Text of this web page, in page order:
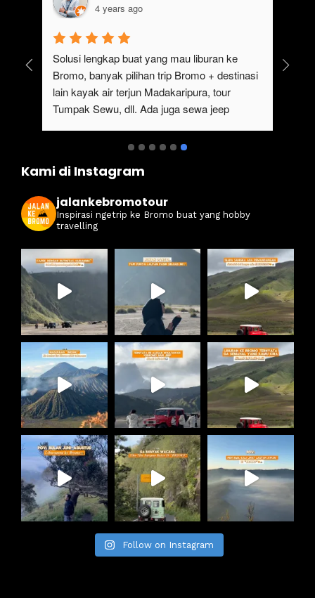
4 years ago
Solusi lengkap buat yang mau liburan ke
Bromo, banyak pilihan trip Bromo + destinasi
lain kayak air terjun Madakaripura, tour
Tumpak Sewu, dll. Ada juga sewa jeep
Kami di Instagram
jalankebromotour
Inspirasi ngetrip ke Bromo buat yang hobby
travelling
Follow on Instagram